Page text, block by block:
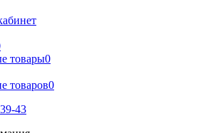
товары0
товаров0
43